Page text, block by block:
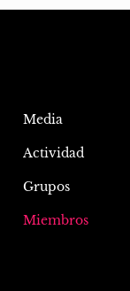
Media
Actividad
Grupos
Miembros